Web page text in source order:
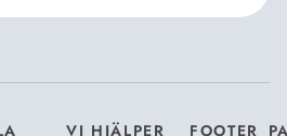
VI HJÄLPER